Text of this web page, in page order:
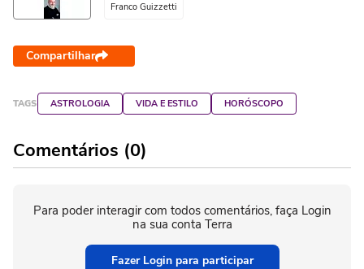
Franco Guizzetti
Compartilhar
TAGS ASTROLOGIA VIDA E ESTILO HORÓSCOPO
Comentários (0)
Para poder interagir com todos comentários, faça Login
na sua conta Terra
Fazer Login para participar